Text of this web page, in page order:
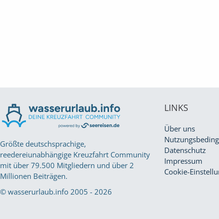
Größte deutschsprachige,
reedereiunabhängige Kreuzfahrt Community
mit über 79.500 Mitgliedern und über 2
Millionen Beiträgen.
© wasserurlaub.info 2005 - 2026
LINKS
Über uns
Datenschutz
Impressum
Cookie-